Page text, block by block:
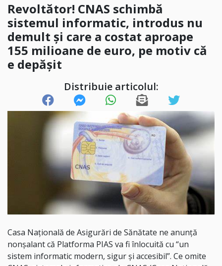
Revoltător! CNAS schimbă
sistemul informatic, introdus nu
demult și care a costat aproape
155 milioane de euro, pe motiv că
e depășit
Distribuie articolul:
Casa Națională de Asigurări de Sănătate ne anunță
nonșalant că Platforma PIAS va fi înlocuită cu “un
sistem informatic modern, sigur și accesibil”. Ce omite